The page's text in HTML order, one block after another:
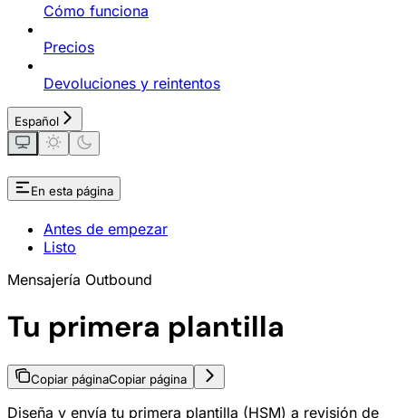
Cómo funciona
Precios
Devoluciones y reintentos
Español
En esta página
Antes de empezar
Listo
Mensajería Outbound
Tu primera plantilla
Copiar páginaCopiar página
Diseña y envía tu primera plantilla (HSM) a revisión de